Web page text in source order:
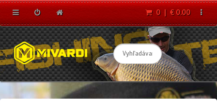
0 | € 0.00